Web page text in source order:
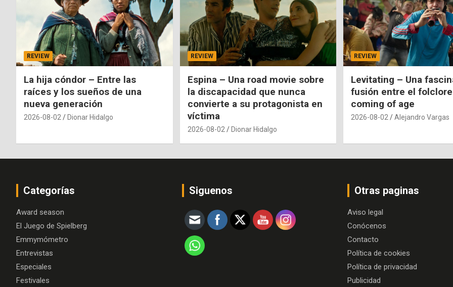
REVIEW
La hija cóndor – Entre las
raíces y los sueños de una
nueva generación
2026-08-02 Dionar Hidalgo
REVIEW
Espina – Una road movie sobre
la discapacidad que nunca
convierte a su protagonista en
víctima
2026-08-02 Dionar Hidalgo
REVIEW
Levitating – Una
fusión entre el
coming of age
2026-08-02 Alejandro Vargas
Categorías
Award season
El Juego de Spielberg
Emmymómetro
Entrevistas
Especiales
Festivales
Siguenos Otras paginas
Aviso legal
Conócenos
Contacto
Política de cookies
Política de privacidad
Publicidad